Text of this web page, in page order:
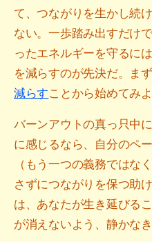
て、つながりを生かし続
ない。一歩踏み出すだけ
ったエネルギーを守るに
を減らすのが先決だ。ま
減らすことから始めてみよ
バーンアウトの真っ只中
に感じるなら、自分のペ
（もう一つの義務ではな
さずにつながりを保つ助け
は、あなたが生き延びる
が消えないよう、静かな